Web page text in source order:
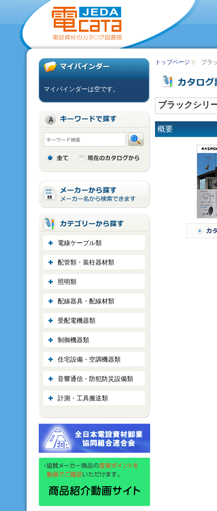
トップページ ブラ
ブラックシリ
概要
マイバインダーは空です。
電線ケーブル類
配管類・装柱器材類
照明類
配線器具・配線材類
受配電機器類
制御機器類
住宅設備・空調機器類
音響通信・防犯防災設備類
計測・工具搬送類